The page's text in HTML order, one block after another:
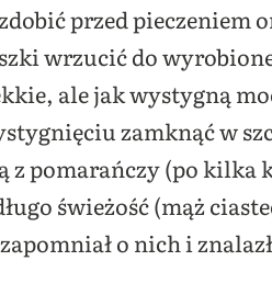
przed pieczeniem
wrzucić do
ale jak wystygną
zamknąć w
pomarańczy (po kilka
świeżość (mąż
o nich i